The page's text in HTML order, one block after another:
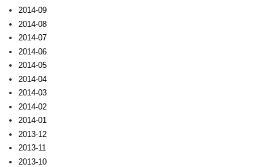
2014-09
2014-08
2014-07
2014-06
2014-05
2014-04
2014-03
2014-02
2014-01
2013-12
2013-11
2013-10